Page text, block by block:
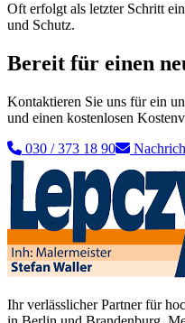
Oft erfolgt als letzter Schritt
und Schutz.
Bereit für einen
Kontaktieren Sie uns für ein
und einen kostenlosen
030 / 373 18 90
Ihr verlässlicher Partner für